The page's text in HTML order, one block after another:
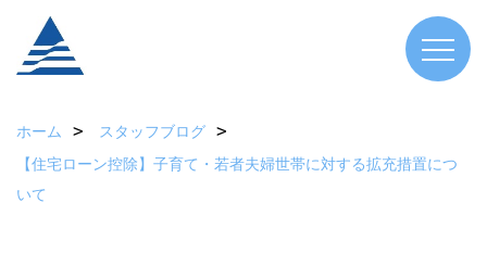
ホーム
スタッフブログ
【住宅ローン控除】子育て・若者夫婦世帯に対する拡充措置につ
いて